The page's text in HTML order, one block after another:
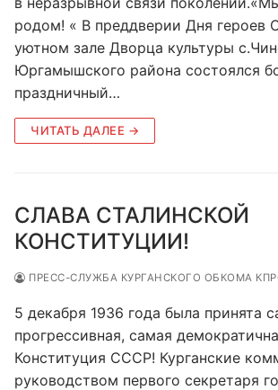
родом! « В преддверии Дня героев
уютном зале Дворца культуры
Юргамышского района состоялся
праздничный…
ЧИТАТЬ ДАЛЕЕ →
СЛАВА СТАЛИНСКОЙ
КОНСТИТУЦИИ!
ПРЕСС-СЛУЖБА КУРГАНСКОГО ОБКОМА
5 декабря 1936 года была принята
прогрессивная, самая
Конституция СССР! Курганские
руководством первого секретаря